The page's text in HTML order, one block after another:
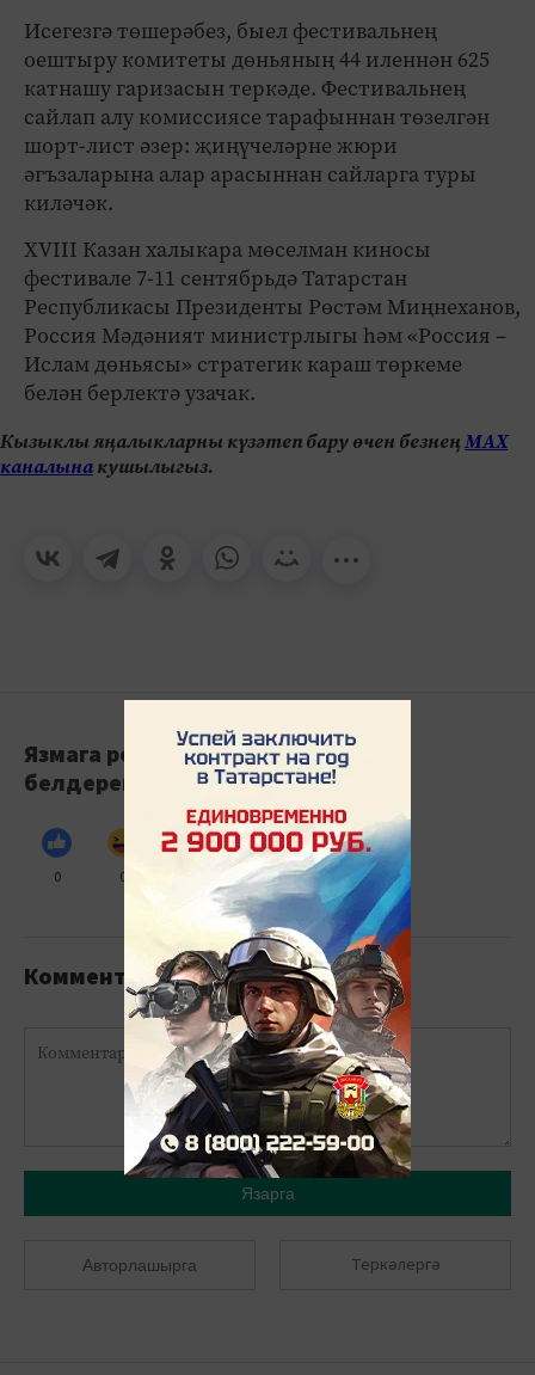
Исегезгә төшерәбез, быел фестивальнең
оештыру комитеты дөньяның 44 иленнән 625
катнашу гаризасын теркәде. Фестивальнең
сайлап алу комиссиясе тарафыннан төзелгән
шорт-лист әзер: җиңүчеләрне жюри
әгъзаларына алар арасыннан сайларга туры
киләчәк.
XVIII Казан халыкара мөселман киносы
фестивале 7-11 сентябрьдә Татарстан
Республикасы Президенты Рөстәм Миңнеханов,
Россия Мәдәният министрлыгы һәм «Россия –
Ислам дөньясы» стратегик караш төркеме
белән берлектә узачак.
Кызыклы яңалыкларны күзәтеп бару өчен безнеңМАХ
каналынакушылыгыз.
Язмага реакция
белдерегез
0 0 0 0
Комментарийлар
Язарга
Авторлашырга Теркәлергә